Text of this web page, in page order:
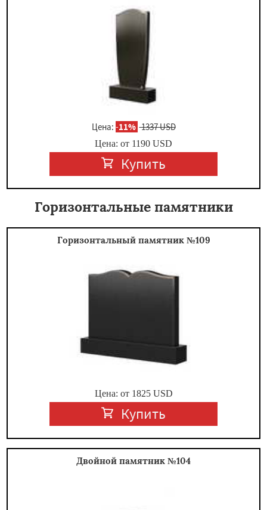
Цена: -11% 1337 USD
Цена: от 1190 USD
Купить
Горизонтальные памятники
Горизонтальный памятник №109
Цена: от 1825USD
Купить
Двойной памятник №104